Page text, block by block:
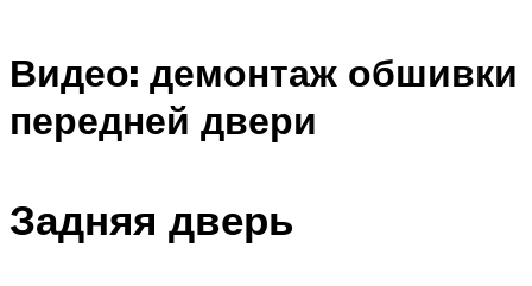
Видео: демонтаж обшивки
передней двери
Задняя дверь